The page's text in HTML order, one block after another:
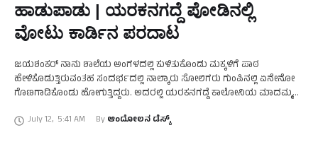
ಹಾಡುಪಾಡು | ಯರಕನಗದ್ದೆ ಪೋಡಿನಲ್ಲಿ
ವೋಟು ಕಾರ್ಡಿನ ಪರದಾಟ
ಜಯಶಂಕರ್ ನಾನು ಶಾಲೆಯ ಅಂಗಳದಲ್ಲಿ ಕುಳಿತುಕೊಂಡು ಮಕ್ಕಳಿಗೆ ಪಾಠ
ಹೇಳಿಕೊಡುತ್ತಿರುವಂತಹ ಸಂದರ್ಭದಲ್ಲಿ ನಾಲ್ಕಾರು ಸೋಲಿಗರು ಗುಂಪಿನಲ್ಲಿ ಏನೇನೋ
ಗೊಣಗಾಡಿಕೊಂಡು ಹೋಗುತ್ತಿದ್ದರು. ಅದರಲ್ಲಿ ಯರಕನಗದ್ದೆ ಕಾಲೋನಿಯ ಮಾದಮ್ಮ
ಇಷ್ಟೊಂದು ಬಿಡುವು …
July 12, 5:41 AM By ಆಂದೋಲನ ಡೆಸ್ಕ್